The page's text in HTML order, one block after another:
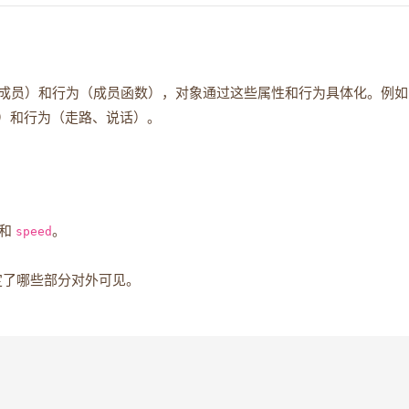
）和行为（成员函数），对象通过这些属性和行为具体化。例如
和行为（走路、说话）。
speed。
哪些部分对外可见。